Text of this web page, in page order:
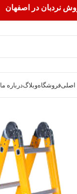
نردبان در اصفهان
فروشگاهوبلاگدرباره ما